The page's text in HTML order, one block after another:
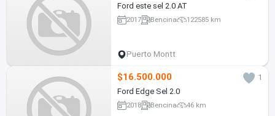
Ford este sel 2.0 AT
2017 Bencina 122585 km
Puerto Montt
$16.500.000
1
Ford Edge Sel 2.0
2018 Bencina 46 km